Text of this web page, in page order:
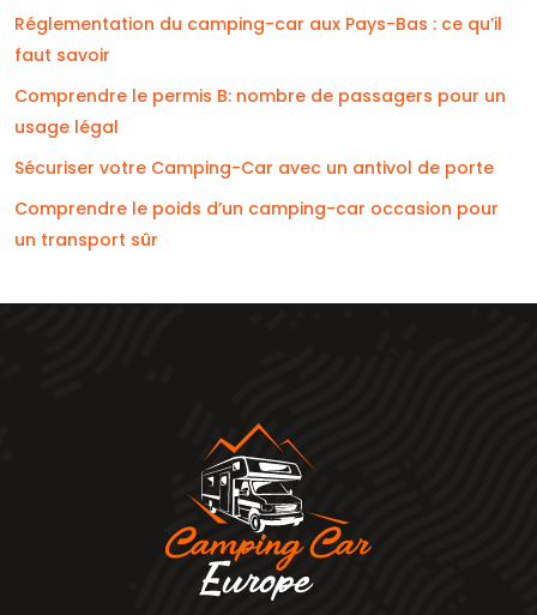
Réglementation du camping-car aux Pays-Bas : ce qu’il
faut savoir
Comprendre le permis B: nombre de passagers pour un
usage légal
Sécuriser votre Camping-Car avec un antivol de porte
Comprendre le poids d’un camping-car occasion pour
un transport sûr